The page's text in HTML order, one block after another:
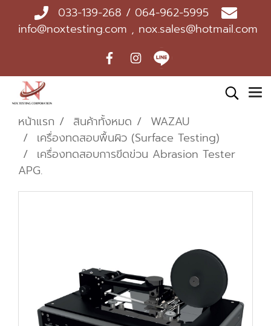
033-139-268 / 064-962-5995
info@noxtesting.com , nox.sales@hotmail.com
หน้าแรก สินค้าทั้งหมด
WAZAU
เครื่องทดสอบพื้นผิว (Surface Testing)
เครื่องทดสอบการขีดข่วน Abrasion Tester
APG.